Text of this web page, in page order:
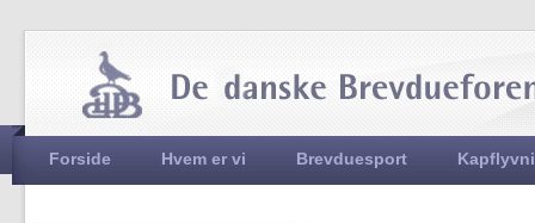
Hovedmenu
Forside Hvem er vi Brevduesport